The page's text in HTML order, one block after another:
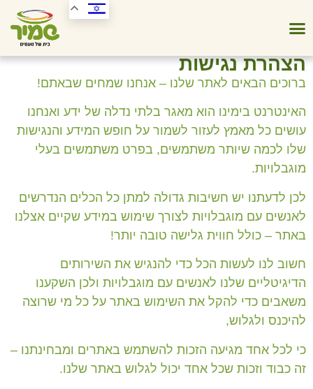
הצהרת נגישות
ברוכים הבאים לאתר שלנו – אנחנו שמחים שבאתם!
האינטרנט בימינו הוא מאגר בלתי נדלה של ידע ואנחנו
עושים כל מאמץ לעזור לשמור על חופש המידע והנגישות
שלו לכמה שיותר משתמשים, בפרט משתמשים בעלי
מוגבלויות.
לכן לדעתנו יש חשיבות גדולה למתן כל הכלים הנדרשים
לאנשים עם מוגבלויות לצורך שימוש במידע שקיים אצלנו
באתר – כולל חווית גלישה טובה יותר!
חשוב לנו לעשות הכל כדי להנגיש את השירותים
הדיגיטליים שלנו לאנשים עם מוגבלויות ולכן השקענו
משאבים כדי להקל את השימוש באתר על כל מי שרוצה
להיכנס ולגלוש,
כי לכל אחד מגיעה הזכות להשתמש באתרים ומבחינתנו –
זה כבוד וזכות שכל אחד יכול לגלוש באתר שלנו.